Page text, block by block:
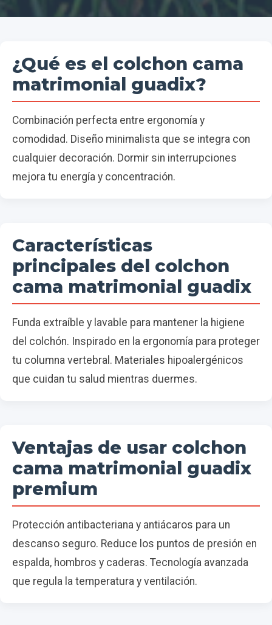
¿Qué es el colchon cama
matrimonial guadix?
Combinación perfecta entre ergonomía y
comodidad. Diseño minimalista que se integra con
cualquier decoración. Dormir sin interrupciones
mejora tu energía y concentración.
Características
principales del colchon
cama matrimonial guadix
Funda extraíble y lavable para mantener la higiene
del colchón. Inspirado en la ergonomía para proteger
tu columna vertebral. Materiales hipoalergénicos
que cuidan tu salud mientras duermes.
Ventajas de usar colchon
cama matrimonial guadix
premium
Protección antibacteriana y antiácaros para un
descanso seguro. Reduce los puntos de presión en
espalda, hombros y caderas. Tecnología avanzada
que regula la temperatura y ventilación.